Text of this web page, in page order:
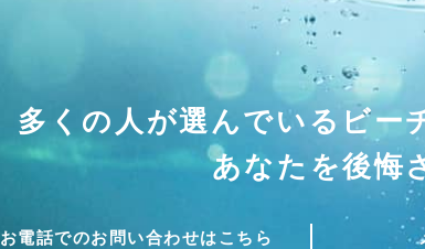
多くの人が選んでいるビー
あなたを後悔
お電話でのお問い合わせはこちら